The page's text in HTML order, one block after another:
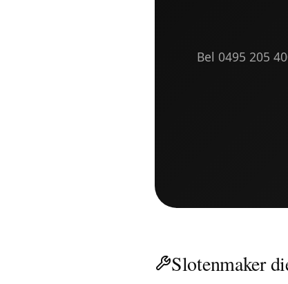
Bel 0495 205
Slotenmaker